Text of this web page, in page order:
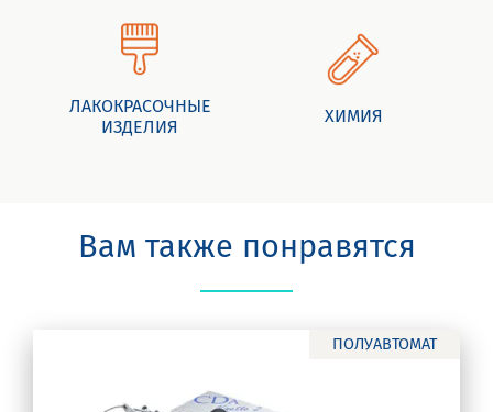
ЛАКОКРАСОЧНЫЕ
ИЗДЕЛИЯ
ХИМИЯ
Вам также понравятся
ПОЛУАВТОМАТ